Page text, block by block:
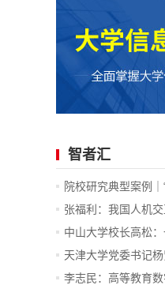
智者汇
院校研究典型案例｜
张福利：我国人机
中山大学校长高松
发...
天津大学党委书记
一...
李志民：高等教育数